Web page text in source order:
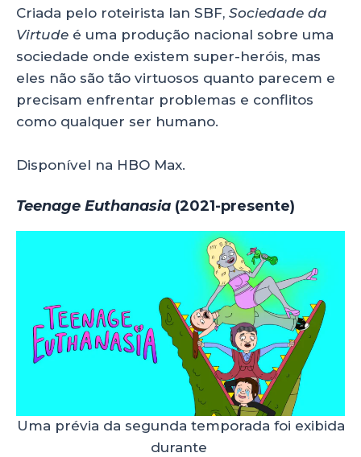
Criada pelo roteirista Ian SBF, Sociedade da
Virtude é uma produção nacional sobre uma
sociedade onde existem super-heróis, mas
eles não são tão virtuosos quanto parecem e
precisam enfrentar problemas e conflitos
como qualquer ser humano.
Disponível na HBO Max.
Teenage Euthanasia (2021-presente)
Uma prévia da segunda temporada foi exibida
durante